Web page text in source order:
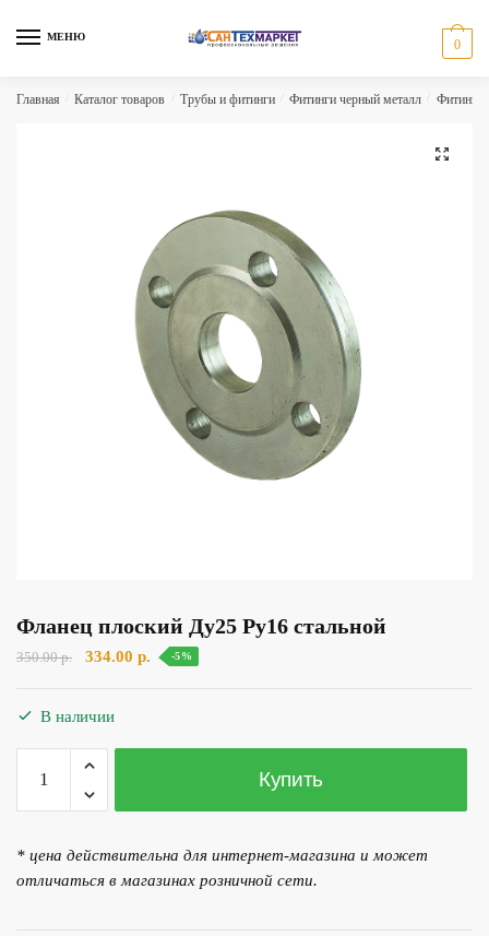
МЕНЮ
0
Главная Каталог товаров Трубы и фитинги Фитинги черный металл Фитинги
🔍
Фланец плоский Ду25 Ру16 стальной
350.00р.
Первоначальная
334.00 р. Текущая
-5%
В наличии
Количество
товара
Фланец
Ду25
Ру16
Купить
* цена действительна для интернет-магазина и может
отличаться в магазинах розничной сети.